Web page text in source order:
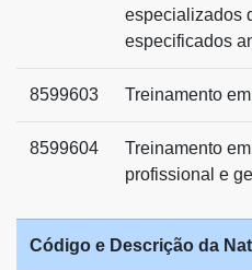
especializados
especificados
8599603 Treinamento
8599604
Treinamento
profissional e
Código e Descrição da